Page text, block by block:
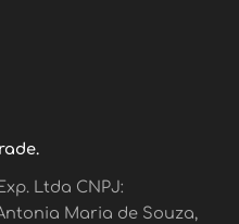
Ltda CNPJ:
Antonia Maria de Souza,